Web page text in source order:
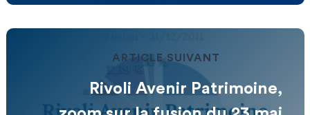
ARTICLE SUIVANT
Rivoli Avenir Patrimoine,